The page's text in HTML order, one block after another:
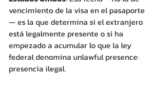
vencimiento de la visa en el pasaporte
— es la que determina si el extranjero
está legalmente presente o si ha
empezado a acumular lo que la ley
federal denomina unlawful presence:
presencia ilegal.